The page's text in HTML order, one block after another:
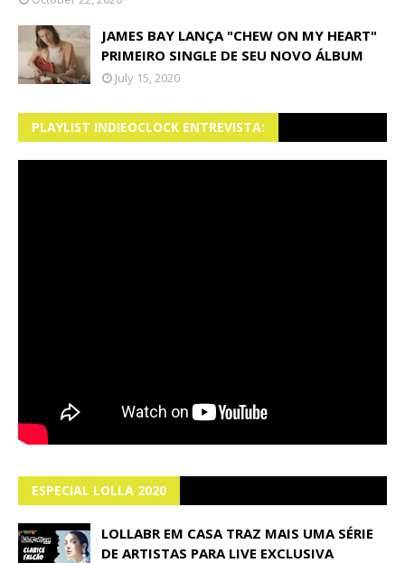
JAMES BAY LANÇA "CHEW ON MY HEART"
PRIMEIRO SINGLE DE SEU NOVO ÁLBUM
July 15, 2020
PLAYLIST INDIEOCLOCK ENTREVISTA:
ESPECIAL LOLLA 2020
LOLLABR EM CASA TRAZ MAIS UMA SÉRIE
DE ARTISTAS PARA LIVE EXCLUSIVA